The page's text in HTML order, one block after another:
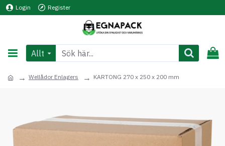
Login Register
Allt
Wellådor Enlagers KARTONG 270 x 250 x 200 mm